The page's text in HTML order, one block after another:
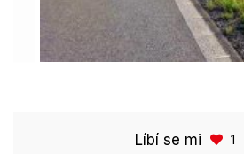
Líbí se mi 1